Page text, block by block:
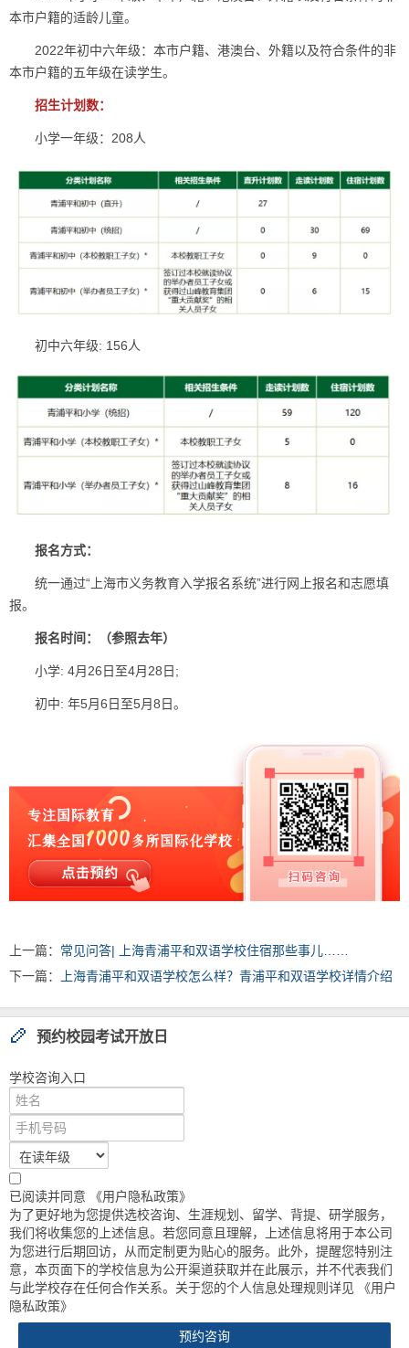
本市户籍的适龄儿童。
2022年初中六年级：本市户籍、港澳台、外籍以及符合条件的非
本市户籍的五年级在读学生。
招生计划数：
小学一年级：208人
初中六年级: 156人
报名方式：
统一通过“上海市义务教育入学报名系统”进行网上报名和志愿填
报。
报名时间：（参照去年）
小学: 4月26日至4月28日;
初中: 年5月6日至5月8日。
上一篇： 常见问答| 上海青浦平和双语学校住宿那些事儿……
下一篇：
上海青浦平和双语学校怎么样？青浦平和双语学校详情介绍
预约校园考试开放日
学校咨询入口
已阅读并同意
《用户隐私政策》
为了更好地为您提供选校咨询、生涯规划、留学、背提、研学服务，
我们将收集您的上述信息。若您同意且理解，上述信息将用于本公司
为您进行后期回访，从而定制更为贴心的服务。此外，提醒您特别注
意，本页面下的学校信息为公开渠道获取并在此展示，并不代表我们
与此学校存在任何合作关系。关于您的个人信息处理规则详见
《用户
隐私政策》
预约咨询
×